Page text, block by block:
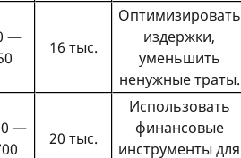
—
16 тыс.
Оптимизировать
издержки,
уменьшить
ненужные траты.
—
20 тыс.
Использовать
финансовые
инструменты для